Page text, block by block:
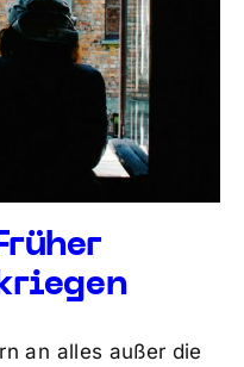
an alles außer die